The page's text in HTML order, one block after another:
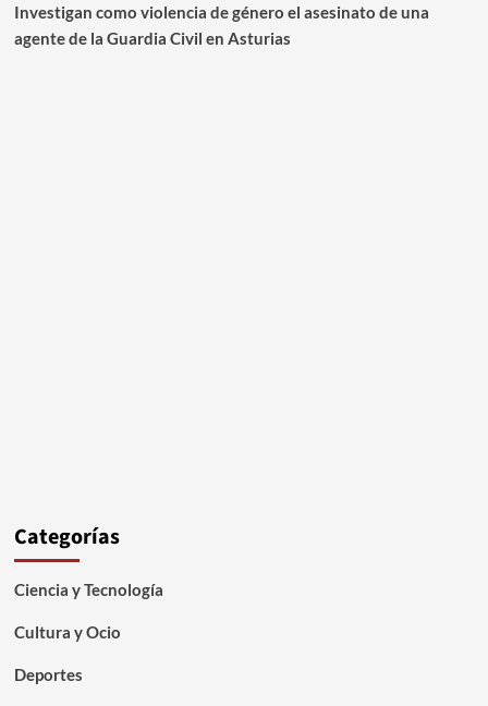
Investigan como violencia de género el asesinato de una
agente de la Guardia Civil en Asturias
Categorías
Ciencia y Tecnología
Cultura y Ocio
Deportes